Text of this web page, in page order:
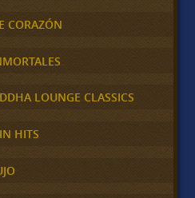
CORAZÓN
LOUNGE CLASSICS
HITS